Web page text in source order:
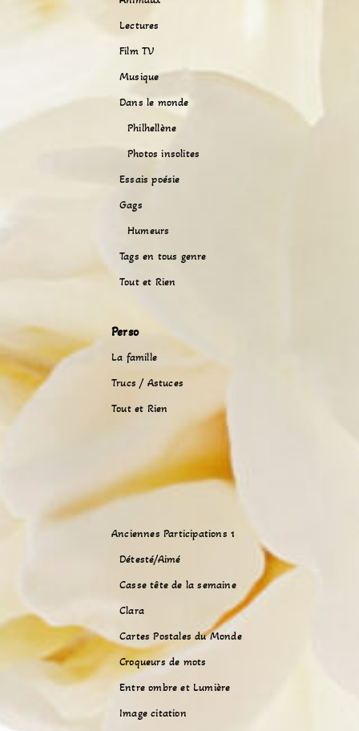
Lectures
Film TV
Musique
Dans le monde
Philhellène
Photos insolites
Essais poésie
Gags
Humeurs
Tags en tous genre
Tout et Rien
Perso
La famille
Trucs / Astuces
Tout et Rien
Anciennes Participations 1
Détesté/Aimé
Casse tête de la semaine
Clara
Cartes Postales du Monde
Croqueurs de mots
Entre ombre et Lumière
Image citation